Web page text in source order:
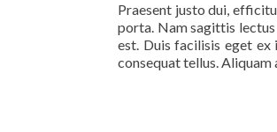
Praesent justo dui,
porta. Nam sagittis
est. Duis facilisis eget ex
consequat tellus.